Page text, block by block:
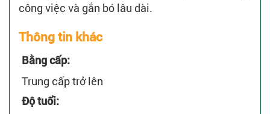
công việc và gắn bó lâu dài.
Thông tin khác
Bằng cấp:
Trung cấp trở lên
Độ tuổi: